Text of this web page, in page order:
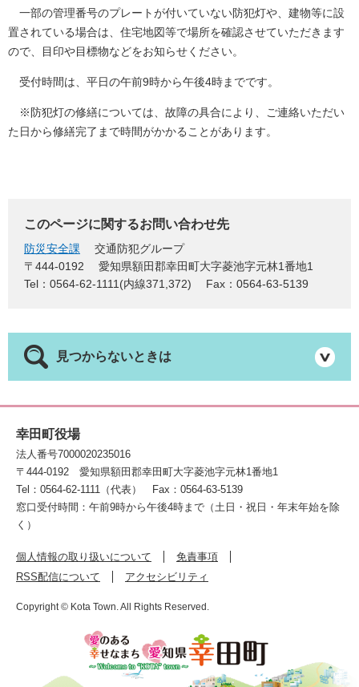
一部の管理番号のプレートが付いていない防犯灯や、建物等に設
置されている場合は、住宅地図等で場所を確認させていただきます
ので、目印や目標物などをお知らせください。
受付時間は、平日の午前9時から午後4時までです。
※防犯灯の修繕については、故障の具合により、ご連絡いただい
た日から修繕完了まで時間がかかることがあります。
このページに関するお問い合わせ先
防災安全課
交通防犯グループ
〒444-0192
愛知県額田郡幸田町大字菱池字元林1番地1
Tel：0564-62-1111(内線371,372)
Fax：0564-63-5139
見つからないときは
幸田町役場
法人番号7000020235016
〒444-0192
愛知県額田郡幸田町大字菱池字元林1番地1
Tel：0564-62-1111（代表）
Fax：0564-63-5139
窓口受付時間：午前9時から午後4時まで（土日・祝日・年末年始を除
く）
個人情報の取り扱いについて
免責事項
RSS配信について
アクセシビリティ
Copyright © Kota Town. All Rights Reserved.